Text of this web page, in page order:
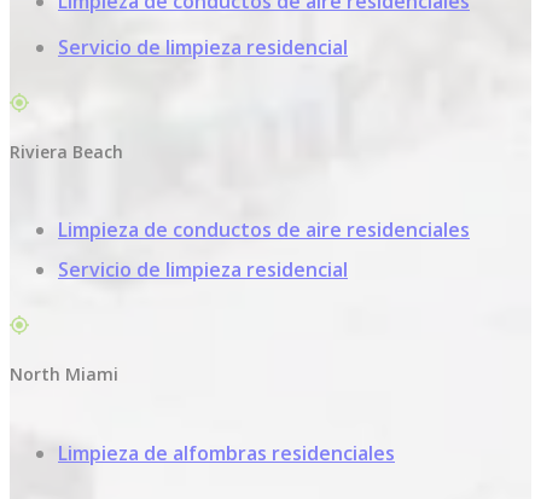
Servicio de limpieza residencial
Riviera Beach
Limpieza de conductos de aire residenciales
Servicio de limpieza residencial
North Miami
Limpieza de alfombras residenciales